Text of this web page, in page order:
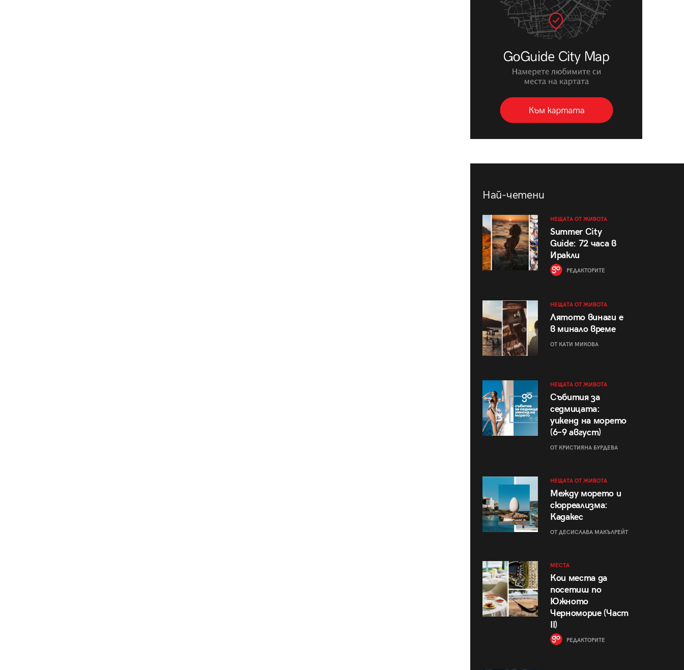
Най-четени
НЕЩАТА ОТ ЖИВОТА
Summer City
Guide: 72 часа в
Иракли
РЕДАКТОРИТЕ
НЕЩАТА ОТ ЖИВОТА
Лятото винаги е
в минало време
ОТ КАТИ МИКОВА
НЕЩАТА ОТ ЖИВОТА
Събития за
седмицата:
уикенд на морето
(6–9 август)
ОТ КРИСТИЯНА БУРДЕВА
НЕЩАТА ОТ ЖИВОТА
Между морето и
сюрреализма:
Кадакес
ОТ ДЕСИСЛАВА МАКЪЛРЕЙТ
МЕСТА
Кои места да
посетиш по
Южното
Черноморие (Част
II)
РЕДАКТОРИТЕ